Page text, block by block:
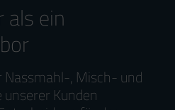
als ein
Nassmahl-, Misch- und
Kunden